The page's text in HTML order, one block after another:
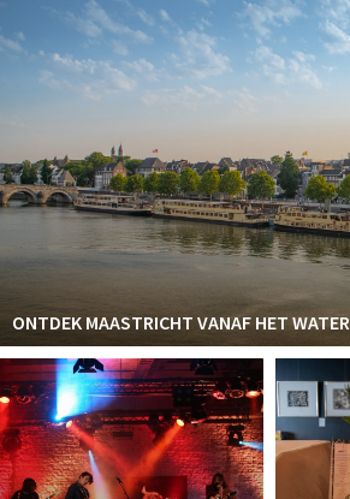
ONTDEK MAASTRICHT VANAF HET WATER